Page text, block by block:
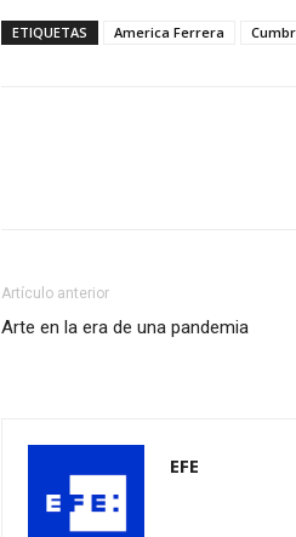
ETIQUETAS America Ferrera
Artículo anterior
Arte en la era de una pandemia
EFE